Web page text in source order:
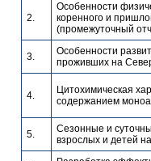
2.
Особенности
коренного и
(промежуточный
3.
Особенности
проживших на
4.
Цитохимическая
содержанием
5.
Сезонные и
взрослых и детей